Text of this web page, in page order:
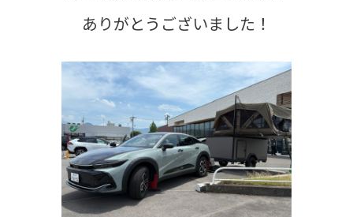
ありがとうございました！